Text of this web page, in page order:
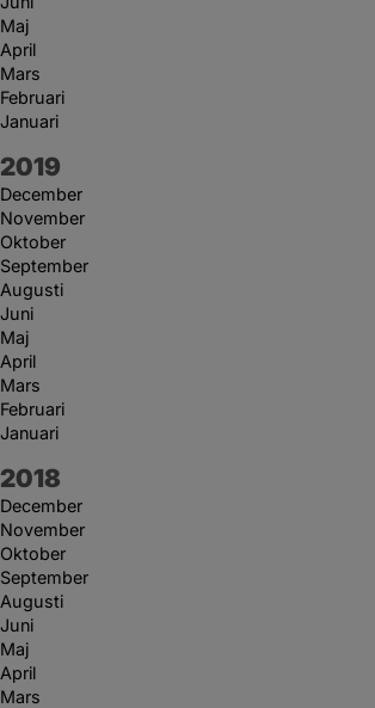
Maj
April
Mars
Februari
Januari
År:
2019
December
November
Oktober
September
Augusti
Juni
Maj
April
Mars
Februari
Januari
År:
2018
December
November
Oktober
September
Augusti
Juni
Maj
April
Mars